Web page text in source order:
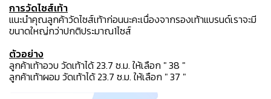
การวัดไซส์เท้า
แนะนำคุณลูกค้าวัดไซส์เท้าก่อนนะคะเนื่องจากรองเท้าแบรนด์เราจะมี
ขนาดใหญ่กว่าปกติประมาณ1ไซส์
ตัวอย่าง
ลูกค้าเท้าอวบ วัดเท้าได้ 23.7 ซ.ม. ให้เลือก " 38 "
ลูกค้าเท้าผอม วัดเท้าได้ 23.7 ซ.ม. ให้เลือก " 37 "